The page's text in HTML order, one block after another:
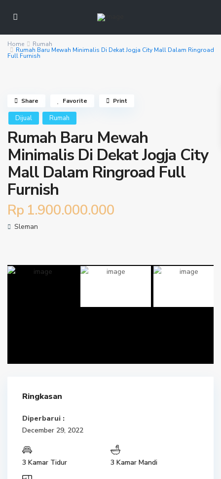
Home Rumah
Rumah Baru Mewah Minimalis Di Dekat Jogja City Mall Dalam Ringroad
Full Furnish
Dijual Rumah
Rumah Baru Mewah
Minimalis Di Dekat Jogja City
Mall Dalam Ringroad Full
Furnish
Rp 1.900.000.000
Sleman
Share Favorite Print
Ringkasan
Diperbarui :
December 29, 2022
3 Kamar Tidur 3 Kamar Mandi